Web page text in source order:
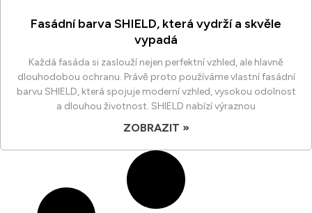
Fasádní barva SHIELD, která vydrží a skvěle
vypadá
Každá fasáda si zaslouží nejen perfektní vzhled, ale hlavně
dlouhodobou ochranu. Právě proto používáme vlastní fasádní
barvu SHIELD, která spojuje moderní vzhled, vysokou odolnost
a dlouhou životnost. SHIELD nabízí výraznou
ZOBRAZIT »